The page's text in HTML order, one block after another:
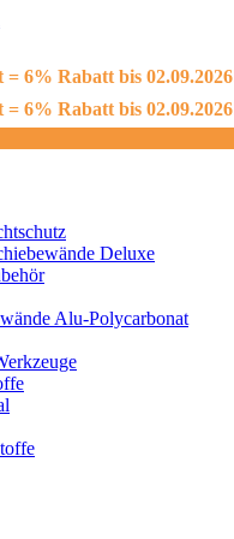
= 6% Rabatt bis
= 6% Rabatt bis
Deluxe
Alu-Polycarbonat